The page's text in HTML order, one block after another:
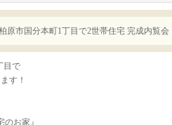
原市国分本町1丁目で2世帯住宅 完成内覧会
目で
す！
のお家』